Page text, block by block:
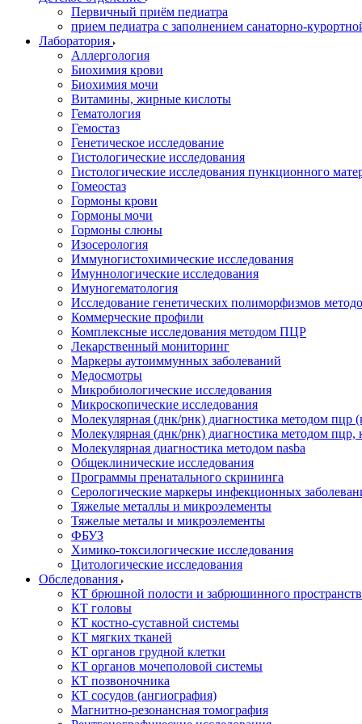
Первичный приём педиатра
прием педиатра с заполнением санаторно-
Лаборатория
Аллергология
Биохимия крови
Биохимия мочи
Витамины, жирные кислоты
Гематология
Гемостаз
Генетическое исследование
Гистологические исследования
Гистологические исследования пункционного
Гомеостаз
Гормоны крови
Гормоны мочи
Гормоны слюны
Изосерология
Иммуногистохимические исследования
Имуннологические исследования
Имуногематология
Исследование генетических полиморфизмов
Коммерческие профили
Комплексные исследования методом ПЦР
Лекарственный мониторинг
Маркеры аутоиммунных заболеваний
Медосмотры
Микробиологические исследования
Микроскопические исследования
Молекулярная (днк/рнк) диагностика методом пцр
Молекулярная (днк/рнк) диагностика методом пцр,
Молекулярная диагностика методом nasba
Общеклинические исследования
Программы пренатального скрининга
Серологические маркеры инфекционных
Тяжелые металлы и микроэлементы
Тяжелые металы и микроэлементы
ФБУЗ
Химико-токсилогические исследования
Цитологические исследования
Обследования
КТ брюшной полости и забрюшинного
КТ головы
КТ костно-суставной системы
КТ мягких тканей
КТ органов грудной клетки
КТ органов мочеполовой системы
КТ позвоночника
КТ сосудов (ангиография)
Магнитно-резонансная томография